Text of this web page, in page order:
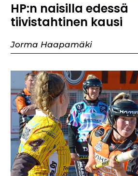
HP:n naisilla edessä
tiivistahtinen kausi
Jorma Haapamäki